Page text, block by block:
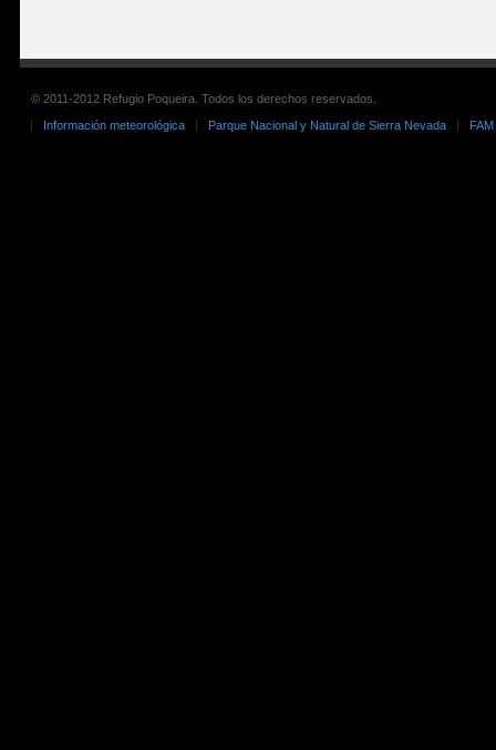
© 2011-2012 Refugio Poqueira. Todos los derechos reservados.
Información meteorológica
Parque Nacional y Natural de Sierra Nevada FAM